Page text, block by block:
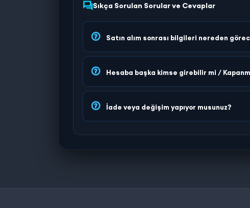
Sıkça Sorulan Sorular ve Cevaplar
Satın alım sonrası bilgileri nereden
Hesaba başka kimse girebilir mi /
İade veya değişim yapıyor musunuz?